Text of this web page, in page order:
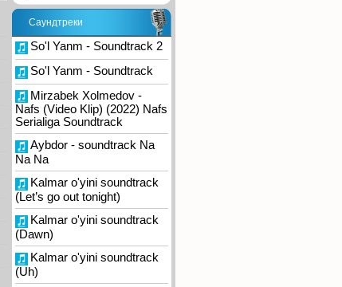
Саундтреки
So'l Yanm - Soundtrack 2
So'l Yanm - Soundtrack
Mirzabek Xolmedov -
Nafs (Video Klip) (2022) Nafs
Serialiga Soundtrack
Aybdor - soundtrack Na
Na Na
Kalmar o'yini soundtrack
(Let’s go out tonight)
Kalmar o'yini soundtrack
(Dawn)
Kalmar o'yini soundtrack
(Uh)